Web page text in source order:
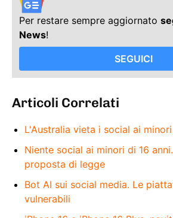
Per restare sempre aggiornato
News!
SEGUICI
Articoli Correlati
L'Australia vieta i social ai
Niente social ai minori di 16
proposta di legge
Bot AI sui social media. Le
vulnerabili